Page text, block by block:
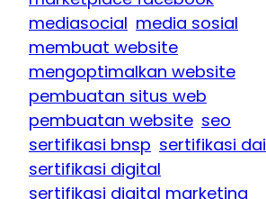
mediasocial media sosial
membuat website
mengoptimalkan website
pembuatan situs web
pembuatan website seo
sertifikasi bnsp sertifikasi dai
sertifikasi digital
sertifikasi digital marketing